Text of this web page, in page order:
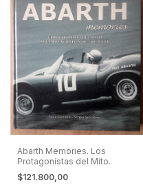
Abarth Memories. Los
Protagonistas del Mito.
$121.800,00